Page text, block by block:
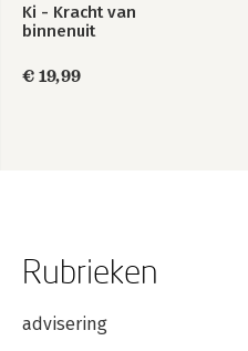
Ki - Kracht van
binnenuit
€ 19,99
Rubrieken
advisering